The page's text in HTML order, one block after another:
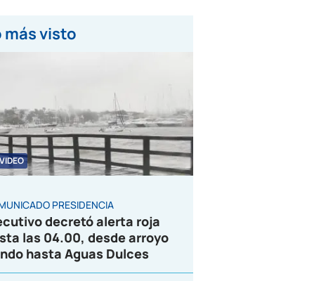
más visto
VIDEO
PRESIDENCIA
decretó alerta roja
las 04.00, desde arroyo
hasta Aguas Dulces